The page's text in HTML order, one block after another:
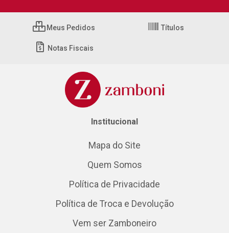
Meus Pedidos Títulos
Notas Fiscais
Institucional
Mapa do Site
Quem Somos
Política de Privacidade
Política de Troca e Devolução
Vem ser Zamboneiro